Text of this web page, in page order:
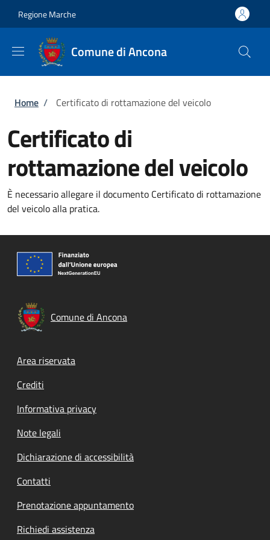
Regione Marche
Comune di Ancona
Briciole di pane
Home / Certificato di rottamazione del veicolo
Certificato di
rottamazione del veicolo
È necessario allegare il documento Certificato di rottamazione
del veicolo alla pratica.
Comune di Ancona
Footer menu
Area riservata
Crediti
Informativa privacy
Note legali
Dichiarazione di accessibilità
Contatti
Prenotazione appuntamento
Richiedi assistenza